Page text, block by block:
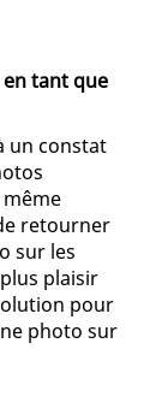
tant que
un constat
retourner
sur les
plaisir
pour
photo sur